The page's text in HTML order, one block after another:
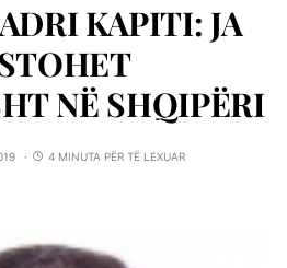
KAPITI: JA
NË SHQIPËRI
4 MINUTA PËR TË LEXUAR